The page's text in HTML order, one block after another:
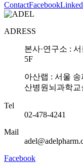
ContactFacebook
ADRESS
본사·연구소 :
5F
아산랩 : 서울
산병원뇌과학교
Tel
02-478-4241
Mail
Facebook